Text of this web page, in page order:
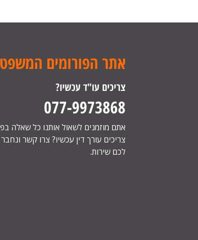
אתר הפורומים
צריכים עו"ד עכשיו?
077-9973868
אתם מוזמנים לשאול אותנו כל שאלה
צריכים עורך דין עכשיו? צרו קשר
לכם שירות.